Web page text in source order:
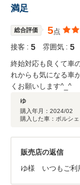
さい！ 引き続き
満足
総合評価 5点
接客 : 5 雰囲気 : 5
終始対応も良くて車
れからも気になる車
くお願いします^_^
ゆ
購入年月： 2024/02
購入した車：ポル
販売店の返信
ゆ様 いつもご利